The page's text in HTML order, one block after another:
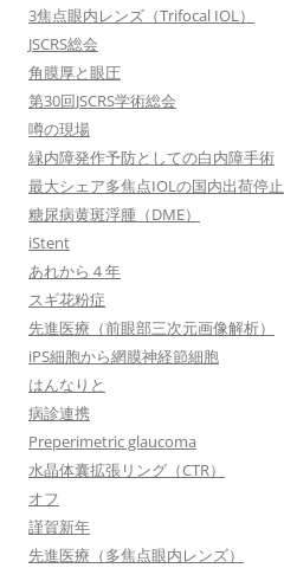
3焦点眼内レンズ（Trifocal IOL）
JSCRS総会
角膜厚と眼圧
第30回JSCRS学術総会
噂の現場
緑内障発作予防としての白内障手術
最大シェア多焦点IOLの国内出荷停止
糖尿病黄斑浮腫（DME）
iStent
あれから４年
スギ花粉症
先進医療（前眼部三次元画像解析）
iPS細胞から網膜神経節細胞
はんなりと
病診連携
Preperimetric glaucoma
水晶体囊拡張リング（CTR）
オフ
謹賀新年
先進医療（多焦点眼内レンズ）